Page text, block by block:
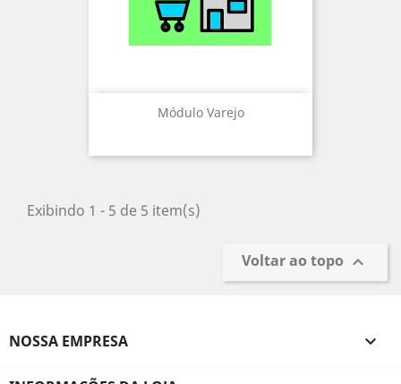
Módulo Varejo
Exibindo 1 - 5 de 5 item(s)
Voltar ao topo 
NOSSA EMPRESA 